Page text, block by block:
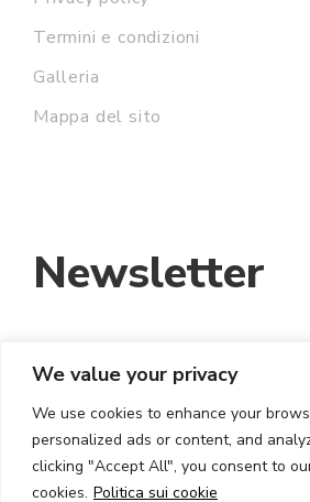
We value your privacy
We use cookies to enhance your
personalized ads or content, and
clicking "Accept All", you consent to
cookies. Politica sui cookie
Termini e condizioni
Galleria
Mappa del sito
Newsletter
INDIRIZZO EMAIL:
HO LETTO E ACCETTO I
CONDIZIONI